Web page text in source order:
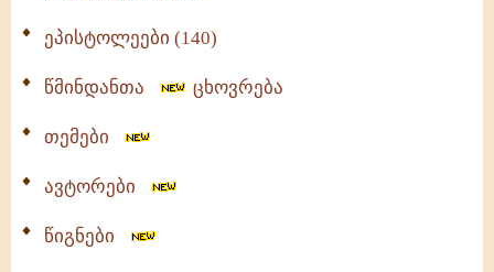
ეპისტოლეები (140)
წმინდანთა ცხოვრება
თემები
ავტორები
წიგნები